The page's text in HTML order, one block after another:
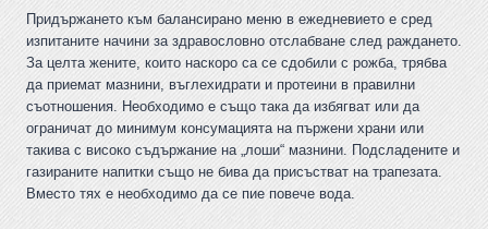
Придържането към балансирано меню в ежедневието е сред
изпитаните начини за здравословно отслабване след раждането.
За целта жените, които наскоро са се сдобили с рожба, трябва
да приемат мазнини, въглехидрати и протеини в правилни
съотношения. Необходимо е също така да избягват или да
ограничат до минимум консумацията на пържени храни или
такива с високо съдържание на „лоши“ мазнини. Подсладените и
газираните напитки също не бива да присъстват на трапезата.
Вместо тях е необходимо да се пие повече вода.